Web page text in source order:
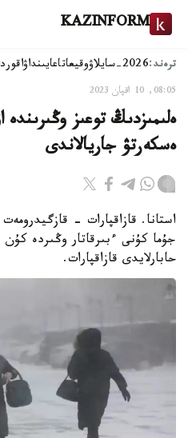
KAZINFORM
ترەند:2026-سايلاۋ وقيعاتاعايىنداۋ
08:05, 10 اقپان 2023
ەلىمىزدىڭ توعىز وڭىرىندە
ەسكەرتۋ جاريالاندى
جۇما كۇنى ءبىرقاتار وڭىردە
حابارلايدى قازاقپارات.